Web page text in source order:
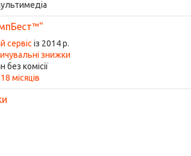
сервіс із 2014 р.
знижки
комісії
місяців